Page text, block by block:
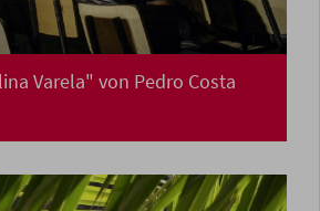
Varela" von Pedro Costa